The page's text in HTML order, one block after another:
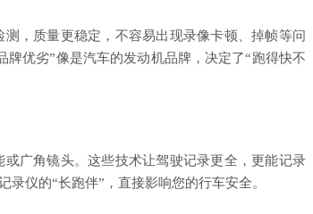
，质量更稳定，不容易出现录像卡顿、掉帧等问
优劣”像是汽车的发动机品牌，决定了“跑得快不
广角镜头。这些技术让驾驶记录更全，更能记录
仪的“长跑伴”，直接影响您的行车安全。